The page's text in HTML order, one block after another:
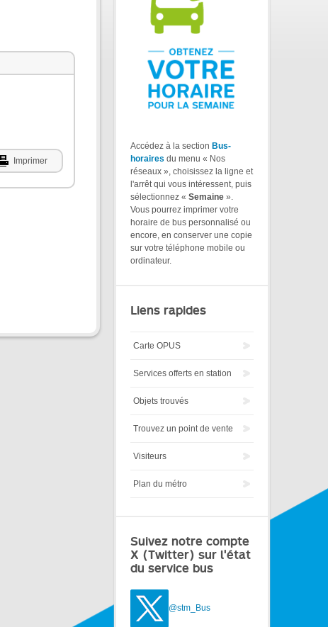
Imprimer
Accédez à la section Bus-
horaires du menu « Nos
réseaux », choisissez la ligne et
l'arrêt qui vous intéressent, puis
sélectionnez « Semaine ».
Vous pourrez imprimer votre
horaire de bus personnalisé ou
encore, en conserver une copie
sur votre téléphone mobile ou
ordinateur.
Liens rapides
Carte OPUS
Services offerts en station
Objets trouvés
Trouvez un point de vente
Visiteurs
Plan du métro
Suivez notre compte
X (Twitter) sur l'état
du service bus
@stm_Bus